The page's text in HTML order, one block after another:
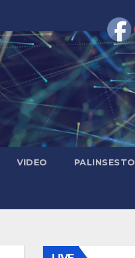
VIDEO PALINSESTO